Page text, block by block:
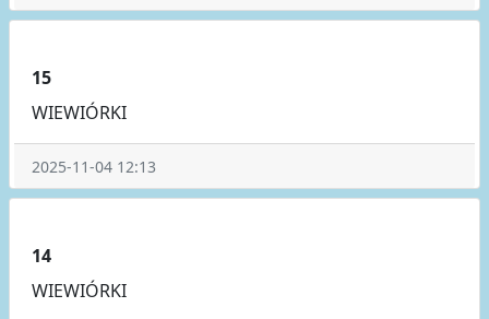
15
WIEWIÓRKI
2025-11-04 12:13
14
WIEWIÓRKI